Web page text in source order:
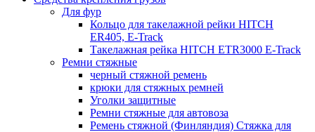
Для фур
Кольцо для такелажной рейки HITCH
ER405, E-Track
Такелажная рейка HITCH ETR3000 E-Track
Ремни стяжные
черный стяжной ремень
крюки для стяжных ремней
Уголки защитные
Ремни стяжные для автовоза
Ремень стяжной (Финляндия) Стяжка для